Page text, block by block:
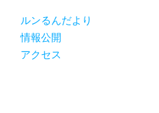
ルンるんだより
情報公開
アクセス